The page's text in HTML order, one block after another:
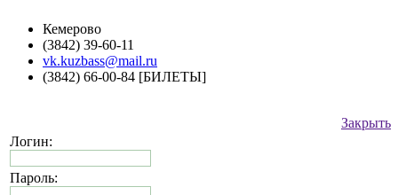
Кемерово
(3842) 39-60-11
vk.kuzbass@mail.ru
(3842) 66-00-84 [БИЛЕТЫ]
Закрыть
Логин:
Пароль: